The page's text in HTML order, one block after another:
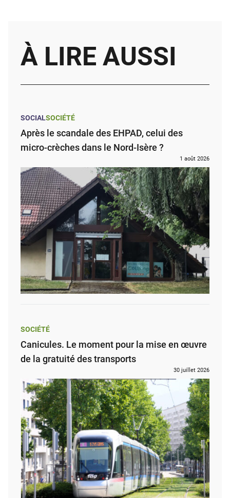
À LIRE AUSSI
SOCIALSOCIÉTÉ
Après le scandale des EHPAD, celui des
micro-crèches dans le Nord-Isère ?
1 août 2026
SOCIÉTÉ
Canicules. Le moment pour la mise en œuvre
de la gratuité des transports
30 juillet 2026